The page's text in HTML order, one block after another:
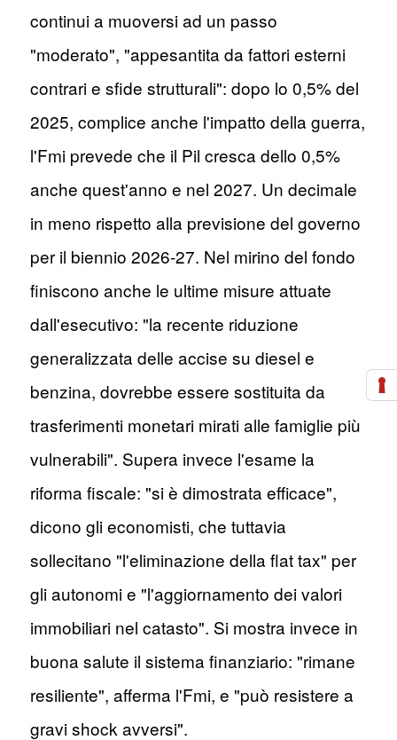
continui a muoversi ad un passo
"moderato", "appesantita da fattori esterni
contrari e sfide strutturali": dopo lo 0,5% del
2025, complice anche l'impatto della guerra,
l'Fmi prevede che il Pil cresca dello 0,5%
anche quest'anno e nel 2027. Un decimale
in meno rispetto alla previsione del governo
per il biennio 2026-27. Nel mirino del fondo
finiscono anche le ultime misure attuate
dall'esecutivo: "la recente riduzione
generalizzata delle accise su diesel e
benzina, dovrebbe essere sostituita da
trasferimenti monetari mirati alle famiglie più
vulnerabili". Supera invece l'esame la
riforma fiscale: "si è dimostrata efficace",
dicono gli economisti, che tuttavia
sollecitano "l'eliminazione della flat tax" per
gli autonomi e "l'aggiornamento dei valori
immobiliari nel catasto". Si mostra invece in
buona salute il sistema finanziario: "rimane
resiliente", afferma l'Fmi, e "può resistere a
gravi shock avversi".